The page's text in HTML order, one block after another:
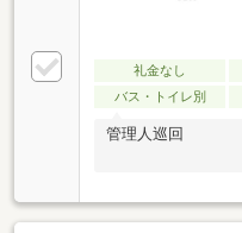
礼金なし
バス・トイレ別
管理人巡回